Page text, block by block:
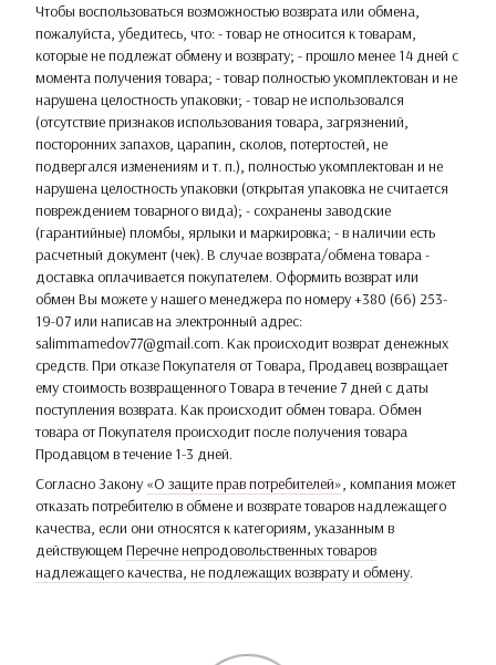
Чтобы воспользоваться возможностью возврата или обмена,
пожалуйста, убедитесь, что: - товар не относится к товарам,
которые не подлежат обмену и возврату; - прошло менее 14 дней с
момента получения товара; - товар полностью укомплектован и не
нарушена целостность упаковки; - товар не использовался
(отсутствие признаков использования товара, загрязнений,
посторонних запахов, царапин, сколов, потертостей, не
подвергался изменениям и т. п.), полностью укомплектован и не
нарушена целостность упаковки (открытая упаковка не считается
повреждением товарного вида); - сохранены заводские
(гарантийные) пломбы, ярлыки и маркировка; - в наличии есть
расчетный документ (чек). В случае возврата/обмена товара -
доставка оплачивается покупателем. Оформить возврат или
обмен Вы можете у нашего менеджера по номеру +380 (66) 253-
19-07 или написав на электронный адрес:
salimmamedov77@gmail.com. Как происходит возврат денежных
средств. При отказе Покупателя от Товара, Продавец возвращает
ему стоимость возвращенного Товара в течение 7 дней с даты
поступления возврата. Как происходит обмен товара. Обмен
товара от Покупателя происходит после получения товара
Продавцом в течение 1-3 дней.
Согласно Закону «О защите прав потребителей», компания может
отказать потребителю в обмене и возврате товаров надлежащего
качества, если они относятся к категориям, указанным в
действующем Перечне непродовольственных товаров
надлежащего качества, не подлежащих возврату и обмену.